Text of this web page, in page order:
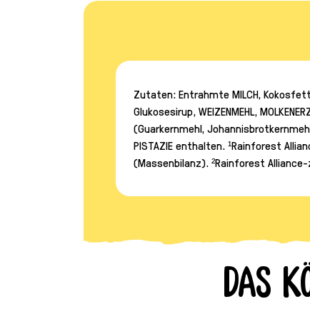
Zutaten: Entrahmte MILCH,
Glukosesirup, WEIZENMEHL,
(Guarkernmehl,
PISTAZIE enthalten. ¹Rainforest
(Massenbilanz). ²Rainforest
Das